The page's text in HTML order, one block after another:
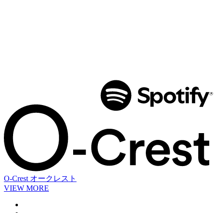
O-Crest オークレスト
VIEW MORE